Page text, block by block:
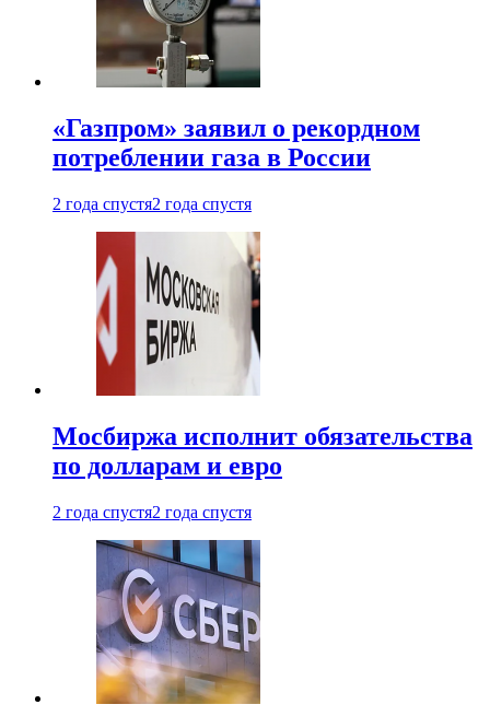
«Газпром» заявил о рекордном
потреблении газа в России
2 года спустя2 года спустя
Мосбиржа исполнит обязательства
по долларам и евро
2 года спустя2 года спустя